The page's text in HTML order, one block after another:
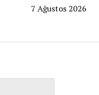
7 Ağustos 2026